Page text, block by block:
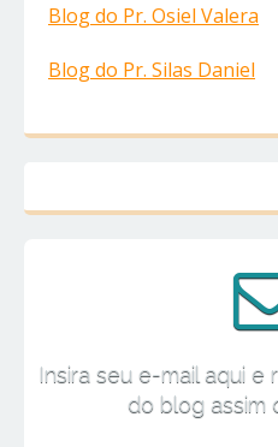
Blog do Pr. Osiel Valera
Blog do Pr. Silas Daniel
Insira seu e-mail aqui e
do blog assim